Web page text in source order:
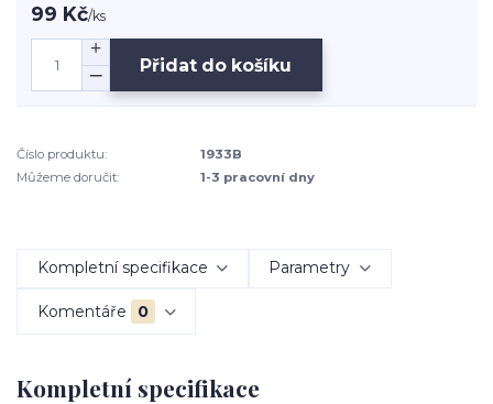
99 Kč/ks
Přidat do košíku
Číslo produktu:
1933B
Můžeme doručit:
1-3 pracovní dny
Kompletní specifikace Parametry
Komentáře 0
Kompletní specifikace